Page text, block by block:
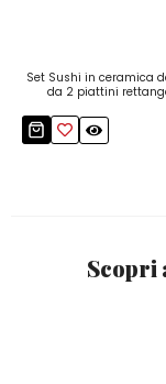
Set Sushi in ceramica
da 2 piattini
Scopri